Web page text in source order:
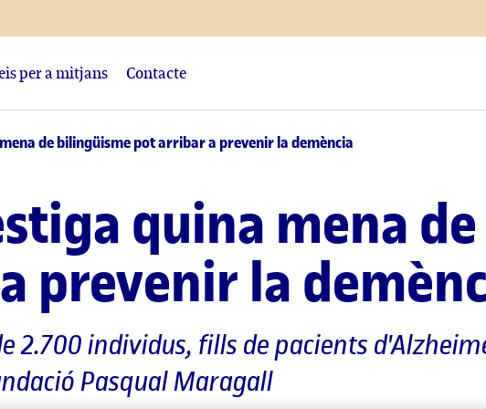
per a mitjans Contacte
de bilingüisme pot arribar a prevenir la demència
quina mena
prevenir la
2.700 individus, fills de pacients
Pasqual Maragall